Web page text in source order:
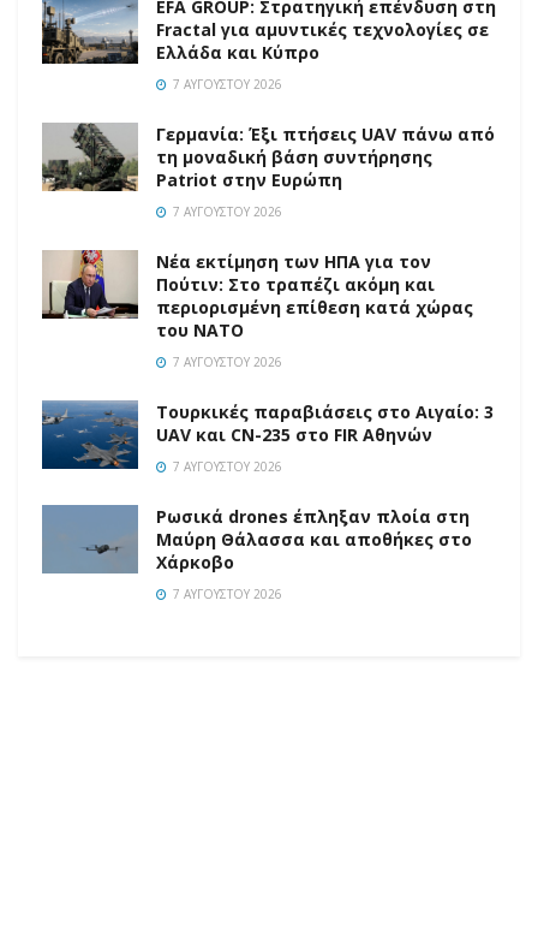
EFA GROUP: Στρατηγική επένδυση στη
Fractal για αμυντικές τεχνολογίες σε
Ελλάδα και Κύπρο
7 ΑΥΓΟΎΣΤΟΥ 2026
Γερμανία: Έξι πτήσεις UAV πάνω από
τη μοναδική βάση συντήρησης
Patriot στην Ευρώπη
7 ΑΥΓΟΎΣΤΟΥ 2026
Νέα εκτίμηση των ΗΠΑ για τον
Πούτιν: Στο τραπέζι ακόμη και
περιορισμένη επίθεση κατά χώρας
του ΝΑΤΟ
7 ΑΥΓΟΎΣΤΟΥ 2026
Τουρκικές παραβιάσεις στο Αιγαίο: 3
UAV και CN-235 στο FIR Αθηνών
7 ΑΥΓΟΎΣΤΟΥ 2026
Ρωσικά drones έπληξαν πλοία στη
Μαύρη Θάλασσα και αποθήκες στο
Χάρκοβο
7 ΑΥΓΟΎΣΤΟΥ 2026